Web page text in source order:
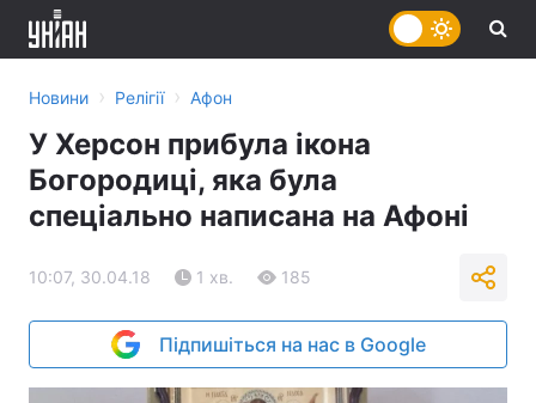
Новини › Релігії › Афон
У Херсон прибула ікона
Богородиці, яка була
спеціально написана на Афоні
10:07, 30.04.18 1 хв. 185
Підпишіться на нас в Google